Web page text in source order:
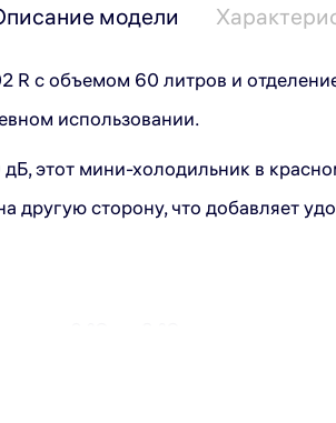
модели
с объемом 60 литров и
использовании.
этот мини-холодильник в
сторону, что добавляет